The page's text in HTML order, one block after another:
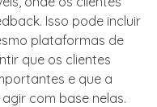
Isso pode incluir
plataformas de
que os clientes
e que a
com base nelas.